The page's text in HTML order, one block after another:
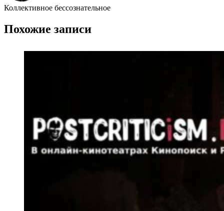
Коллективное бессознательное
Похожие записи